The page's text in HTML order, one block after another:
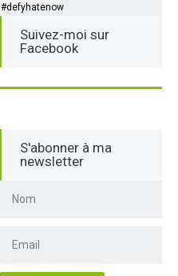
#defyhatenow
Suivez-moi sur
Facebook
S'abonner à ma
newsletter